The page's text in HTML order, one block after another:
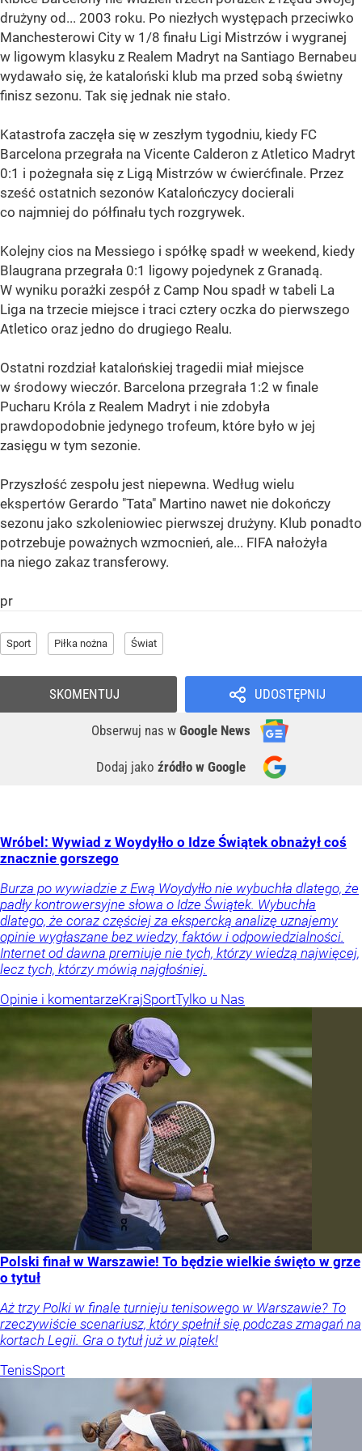
drużyny od... 2003 roku. Po niezłych występach przeciwko
Manchesterowi City w 1/8 finału Ligi Mistrzów i wygranej
w ligowym klasyku z Realem Madryt na Santiago Bernabeu
wydawało się, że kataloński klub ma przed sobą świetny
finisz sezonu. Tak się jednak nie stało.
Katastrofa zaczęła się w zeszłym tygodniu, kiedy FC
Barcelona przegrała na Vicente Calderon z Atletico Madryt
0:1 i pożegnała się z Ligą Mistrzów w ćwierćfinale. Przez
sześć ostatnich sezonów Katalończycy docierali
co najmniej do półfinału tych rozgrywek.
Kolejny cios na Messiego i spółkę spadł w weekend, kiedy
Blaugrana przegrała 0:1 ligowy pojedynek z Granadą.
W wyniku porażki zespół z Camp Nou spadł w tabeli La
Liga na trzecie miejsce i traci cztery oczka do pierwszego
Atletico oraz jedno do drugiego Realu.
Ostatni rozdział katalońskiej tragedii miał miejsce
w środowy wieczór. Barcelona przegrała 1:2 w finale
Pucharu Króla z Realem Madryt i nie zdobyła
prawdopodobnie jedynego trofeum, które było w jej
zasięgu w tym sezonie.
Przyszłość zespołu jest niepewna. Według wielu
ekspertów Gerardo "Tata" Martino nawet nie dokończy
sezonu jako szkoleniowiec pierwszej drużyny. Klub ponadto
potrzebuje poważnych wzmocnień, ale... FIFA nałożyła
na niego zakaz transferowy.
pr
Sport Piłka nożna Świat
UDOSTĘPNIJ
Obserwuj nas w Google News
Dodaj jako źródło w Google
SKOMENTUJ
Wróbel: Wywiad z Woydyłło o Idze Świątek obnażył coś
znacznie gorszego
Burza po wywiadzie z Ewą Woydyłło nie wybuchła dlatego, że
padły kontrowersyjne słowa o Idze Świątek. Wybuchła
dlatego, że coraz częściej za ekspercką analizę uznajemy
opinie wygłaszane bez wiedzy, faktów i odpowiedzialności.
Internet od dawna premiuje nie tych, którzy wiedzą najwięcej,
lecz tych, którzy mówią najgłośniej.
Opinie i komentarzeKrajSportTylko u Nas
Polski finał w Warszawie! To będzie wielkie święto w grze
o tytuł
Aż trzy Polki w finale turnieju tenisowego w Warszawie? To
rzeczywiście scenariusz, który spełnił się podczas zmagań na
kortach Legii. Gra o tytuł już w piątek!
TenisSport